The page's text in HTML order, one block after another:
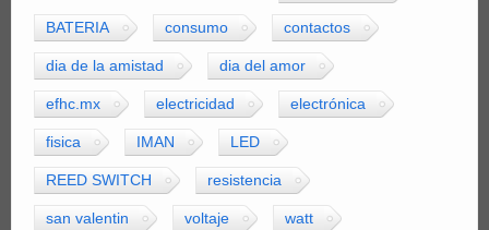
BATERIA consumo contactos
dia de la amistad dia del amor
efhc.mx electricidad electrónica
fisica IMAN LED
REED SWITCH resistencia
san valentin voltaje watt